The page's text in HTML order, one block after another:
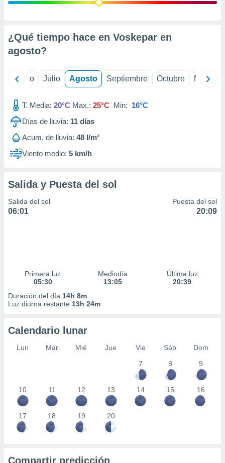
e
mediante
de
1199
¿Qué tiempo hace en Voskepar en
agosto?
Junio Julio Agosto Septiembre Octubre
T. Media: 20°C Max.: 25°C Min: 16°C
Días de lluvia: 11 días
Acum. de lluvia: 48 l/m²
Viento medio: 5 km/h
Salida y Puesta del sol
Salida del sol
06:01
Puesta del sol
20:09
Primera luz
05:30
Mediodía
13:05
Última luz
20:39
Duración del día 14h 8m
Luz diurna restante 13h 24m
Calendario lunar
Lun Mar Mié Jue Vie Sáb
Dom
7
8 9
10 11 12 13 14 15 16
17 18 19 20
Compartir predicción